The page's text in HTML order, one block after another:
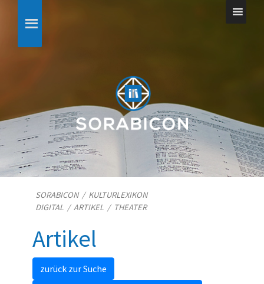
SORABICON/ KULTURLEXIKON
DIGITAL / ARTIKEL / THEATER
Artikel
zurück zur Suche